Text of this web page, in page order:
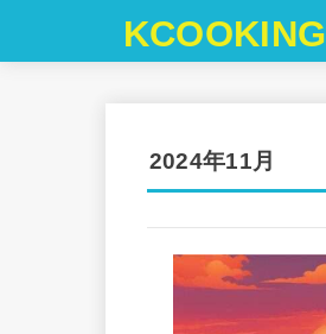
KCOOKING
2024年11月